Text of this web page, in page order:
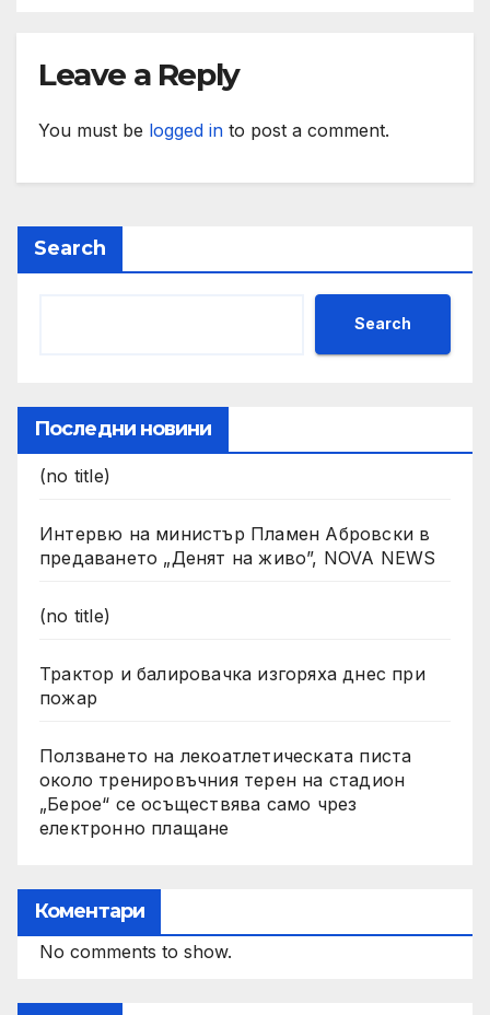
Leave a Reply
You must be logged in to post a comment.
Search
Search
Последни новини
(no title)
Интервю на министър Пламен Абровски в
предаването „Денят на живо”, NOVA NEWS
(no title)
Трактор и балировачка изгоряха днес при
пожар
Ползването на лекоатлетическата писта
около тренировъчния терен на стадион
„Берое“ се осъществява само чрез
електронно плащане
Коментари
No comments to show.